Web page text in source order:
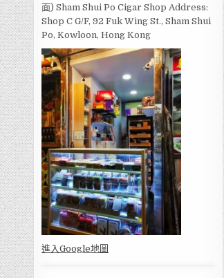
面) Sham Shui Po Cigar Shop Address:
Shop C G/F, 92 Fuk Wing St., Sham Shui
Po, Kowloon, Hong Kong
進入Google地圖